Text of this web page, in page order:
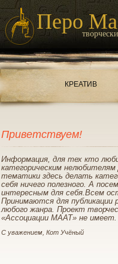
Перо
КРЕАТИВ
Приветствуем!
Информация, для тех кто
категорическим нелюбителям
тематики здесь делать
себя ничего полезного. А
интересным для себя.Всем
Принимаются для публикации
любого жанра. Проект
«Ассоциации МААТ» не имеет.
С уважением, Кот Учёный